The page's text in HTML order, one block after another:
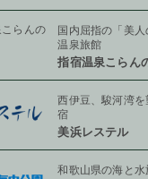
国内屈指の「美人
温泉旅館
指宿温泉こらん
西伊豆、駿河湾を
宿
美浜レステル
和歌山県の海と 水